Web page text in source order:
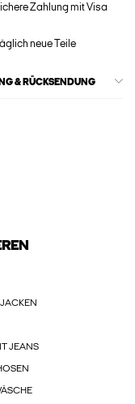
Zahlung mit Visa
neue Teile
& RÜCKSENDUNG
JEANS